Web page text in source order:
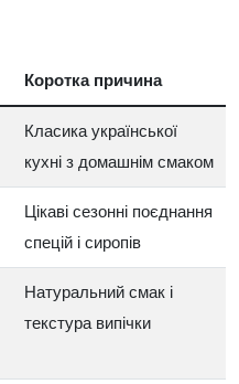
Коротка причина
Класика української
кухні з домашнім смаком
Цікаві сезонні поєднання
спецій і сиропів
Натуральний смак і
текстура випічки